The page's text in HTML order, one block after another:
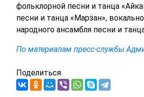
фольклорной песни и танца
песни и танца «Марӟан»,
народного ансамбля песни и
По материалам пресс-службы
Поделиться